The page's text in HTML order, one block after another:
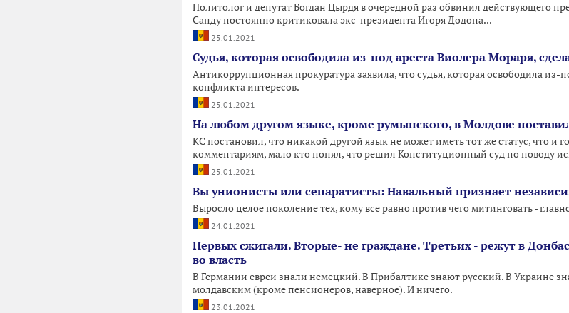
Политолог и депутат Богдан Цырдя в очередной раз обвинил действующего
Санду постоянно критиковала экс-президента Игоря Додона...
25.01.2021
Судья, которая освободила из-под ареста Виолера Мораря,
Антикоррупционная прокуратура заявила, что судья, которая освободила из-
конфликта интересов.
25.01.2021
На любом другом языке, кроме румынского, в Молдове
КС постановил, что никакой другой язык не может иметь тот же статус, что и
комментариям, мало кто понял, что решил Конституционный суд по поводу
25.01.2021
Вы унионисты или сепаратисты: Навальный признает
Выросло целое поколение тех, кому все равно против чего митинговать -
24.01.2021
Первых сжигали. Вторые- не граждане. Третьих - режут в
во власть
В Германии евреи знали немецкий. В Прибалтике знают русский. В Украине
молдавским (кроме пенсионеров, наверное). И ничего.
23.01.2021